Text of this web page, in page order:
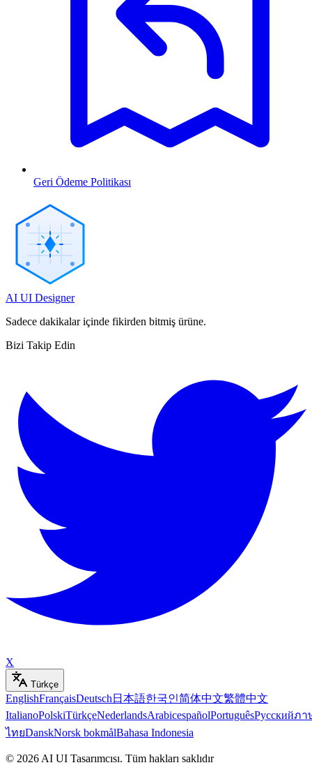
Geri Ödeme Politikası
AI UI Designer
Sadece dakikalar içinde fikirden bitmiş ürüne.
Bizi Takip Edin
X
Türkçe
EnglishFrançaisDeutsch 日本語한국인简体中文繁體中文
ItalianoPolskiTürkçeNederlandsArabicespañolPortuguêsРусскийภา
ไทยDanskNorsk bokmålBahasa Indonesia
© 2026 AI UI Tasarımcısı. Tüm hakları saklıdır